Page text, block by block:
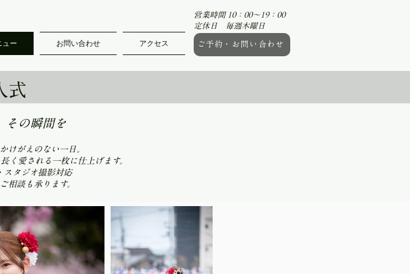
ュー お問い合わせ アクセス
営業時間 10：00～19：00
定休日 毎週木曜日
ご予約・お問い合わせ
式
その瞬間を
けがえのない一日。
く愛される一枚に仕上げます。
スタジオ撮影対応
相談も承ります。